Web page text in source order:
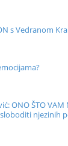
s Vedranom
ONO ŠTO VAM
njezinih